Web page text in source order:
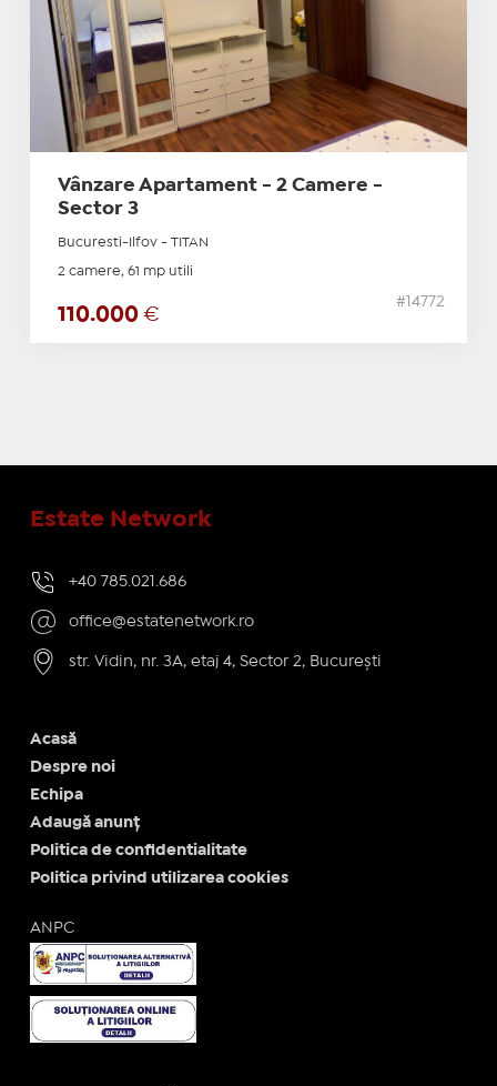
Vânzare Apartament - 2 Camere -
Sector 3
Bucuresti-Ilfov - TITAN
2 camere, 61 mp utili
110.000 €
#14772
Estate Network
+40 785.021.686
office@estatenetwork.ro
str. Vidin, nr. 3A, etaj 4, Sector 2, București
Acasă
Despre noi
Echipa
Adaugă anunț
Politica de confidentialitate
Politica privind utilizarea cookies
ANPC